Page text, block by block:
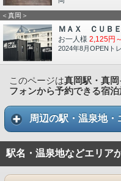
＜真岡＞
ＭＡＸ ＣＵＢ
お一人様 2,125円～
2024年8月OPENト
このページは真岡駅・真
フォンから予約できる宿
周辺の駅・温泉地・
駅名・温泉地などエリア